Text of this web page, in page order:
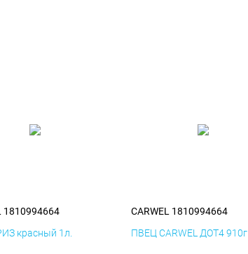
1810994664
красный 1л.
CARWEL 1810994664
ПВЕЦ CARWEL ДОТ4 910г